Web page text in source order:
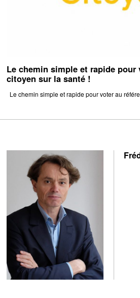
Le chemin simple et rapide pour
citoyen sur la santé !
Le chemin simple et rapide pour voter au